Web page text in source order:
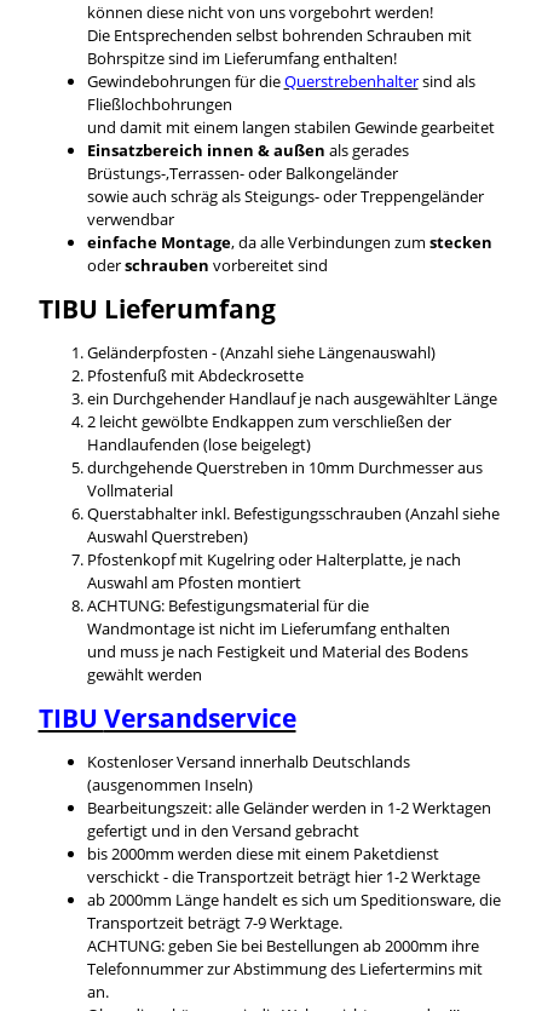
können diese nicht von uns vorgebohrt werden!
Die Entsprechenden selbst bohrenden Schrauben mit
Bohrspitze sind im Lieferumfang enthalten!
Gewindebohrungen für dieQuerstrebenhaltersind als
Fließlochbohrungen
und damit mit einem langen stabilen Gewinde gearbeitet
Einsatzbereich innen & außen als gerades
Brüstungs-,Terrassen- oder Balkongeländer
sowie auch schräg als Steigungs- oder Treppengeländer
verwendbar
einfache Montage, da alle Verbindungen zum stecken
oderschrauben vorbereitet sind
TIBU Lieferumfang
Geländerpfosten - (Anzahl siehe Längenauswahl)
Pfostenfuß mit Abdeckrosette
ein Durchgehender Handlauf je nach ausgewählter Länge
2 leicht gewölbte Endkappen zum verschließen der
Handlaufenden (lose beigelegt)
durchgehende Querstreben in 10mm Durchmesser aus
Vollmaterial
Querstabhalter inkl. Befestigungsschrauben (Anzahl siehe
Auswahl Querstreben)
Pfostenkopf mit Kugelring oder Halterplatte, je nach
Auswahl am Pfosten montiert
ACHTUNG: Befestigungsmaterial für die
Wandmontage ist nicht im Lieferumfang enthalten
und muss je nach Festigkeit und Material des Bodens
gewählt werden
TIBU Versandservice
Kostenloser Versand innerhalb Deutschlands
(ausgenommen Inseln)
Bearbeitungszeit: alle Geländer werden in 1-2 Werktagen
gefertigt und in den Versand gebracht
bis 2000mm werden diese mit einem Paketdienst
verschickt - die Transportzeit beträgt hier 1-2 Werktage
ab 2000mm Länge handelt es sich um Speditionsware, die
Transportzeit beträgt 7-9 Werktage.
ACHTUNG: geben Sie bei Bestellungen ab 2000mm ihre
Telefonnummer zur Abstimmung des Liefertermins mit
an.